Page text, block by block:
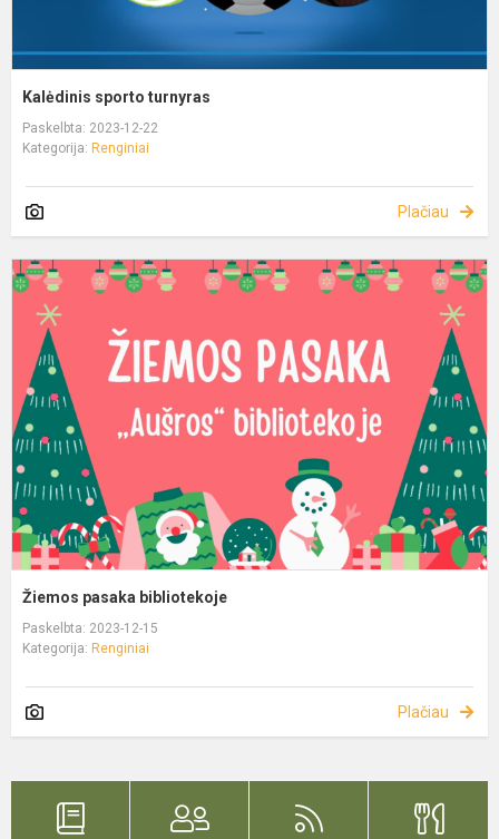
Kalėdinis sporto turnyras
Paskelbta: 2023-12-22
Kategorija: Renginiai
Plačiau
Žiemos pasaka bibliotekoje
Paskelbta: 2023-12-15
Kategorija: Renginiai
Plačiau